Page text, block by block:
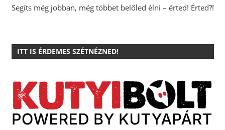
Segíts még jobban, még többet belőled élni – érted! Érted?!
ITT IS ÉRDEMES SZÉTNÉZNED!